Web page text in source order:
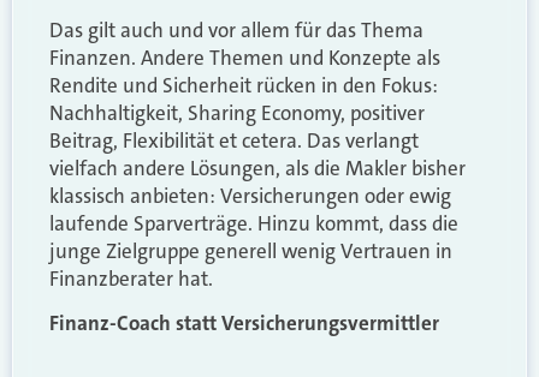
Das gilt auch und vor allem für das Thema
Finanzen. Andere Themen und Konzepte als
Rendite und Sicherheit rücken in den Fokus:
Nachhaltigkeit, Sharing Economy, positiver
Beitrag, Flexibilität et cetera. Das verlangt
vielfach andere Lösungen, als die Makler bisher
klassisch anbieten: Versicherungen oder ewig
laufende Sparverträge. Hinzu kommt, dass die
junge Zielgruppe generell wenig Vertrauen in
Finanzberater hat.
Finanz-Coach statt Versicherungsvermittler